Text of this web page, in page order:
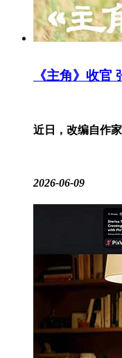
《主角》收官
近日，改编自作
2026-06-09